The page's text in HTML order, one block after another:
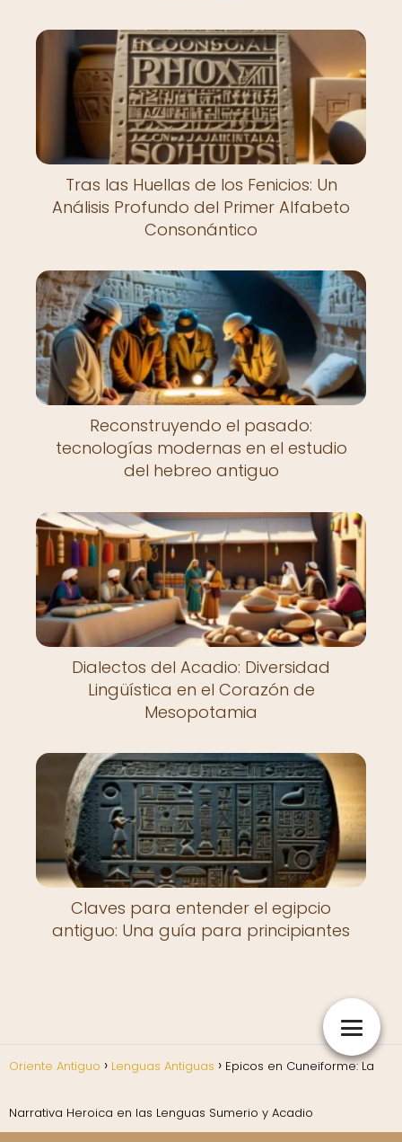
Tras las Huellas de los Fenicios: Un
Análisis Profundo del Primer Alfabeto
Consonántico
Reconstruyendo el pasado:
tecnologías modernas en el estudio
del hebreo antiguo
Dialectos del Acadio: Diversidad
Lingüística en el Corazón de
Mesopotamia
Claves para entender el egipcio
antiguo: Una guía para principiantes
Oriente Antiguo Lenguas Antiguas Epicos en Cuneiforme: La
Narrativa Heroica en las Lenguas Sumerio y Acadio